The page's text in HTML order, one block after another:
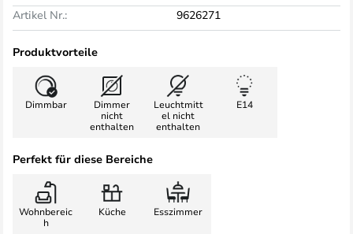
Artikel Nr.:
9626271
Produktvorteile
Dimmbar
Dimmer
nicht
enthalten
Leuchtmitt
el nicht
enthalten
E14
Perfekt für diese Bereiche
Wohnbereic
h
Küche Esszimmer